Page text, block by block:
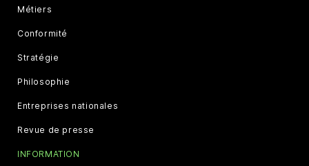
Métiers
Conformité
Stratégie
Philosophie
Entreprises nationales
Revue de presse
INFORMATION